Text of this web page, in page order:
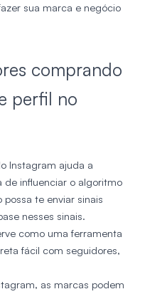
sua marca e negócio
comprando
perfil no
Instagram ajuda a
de influenciar o algoritmo
te enviar sinais
nesses sinais.
como uma ferramenta
fácil com seguidores,
as marcas podem